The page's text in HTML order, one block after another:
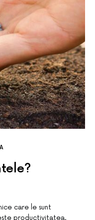
care le sunt
productivitatea.